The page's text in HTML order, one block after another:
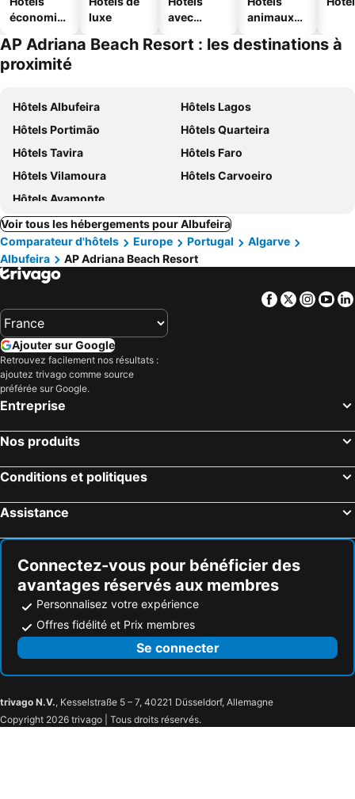
économiq
luxe
avec
animaux
AP Adriana Beach Resort : les destinations à
proximité
Hôtels Albufeira
Hôtels Lagos
Hôtels Portimão
Hôtels Quarteira
Hôtels Tavira
Hôtels Faro
Hôtels Vilamoura
Hôtels Carvoeiro
Hôtels Ayamonte
Voir tous les hébergements pour Albufeira
Comparateur d'hôtels
Europe Portugal
Algarve
Albufeira
AP Adriana Beach Resort
Facebook
Twitter
Ajouter sur Google
Retrouvez facilement nos résultats :
ajoutez trivago comme source
préférée sur Google.
Entreprise
Nos produits
Conditions et politiques
Assistance
Connectez-vous pour bénéficier des
avantages réservés aux membres
Personnalisez votre expérience
Offres fidélité et Prix membres
Se connecter
trivago N.V., Kesselstraße 5 – 7, 40221 Düsseldorf, Allemagne
Copyright 2026 trivago | Tous droits réservés.